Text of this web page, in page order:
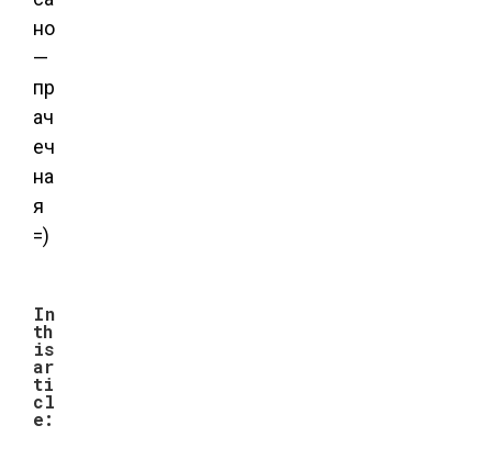
но
—
пр
ач
еч
на
я
=)
In
th
is
ar
ti
cl
e: